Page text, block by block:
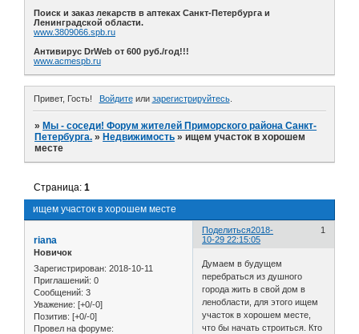
Поиск и заказ лекарств в аптеках Санкт-Петербурга и
Ленинградской области.
www.3809066.spb.ru
Антивирус DrWeb от 600 руб./год!!!
www.acmespb.ru
Привет, Гость! Войдитеили зарегистрируйтесь.
» Мы - соседи! Форум жителей Приморского района Санкт-
Петербурга. » Недвижимость »ищем участок в хорошем
месте
ищем участок в хорошем месте
Страница:1
Поделиться 1
2018-
10-29 22:15:05
riana
Новичок
Зарегистрирован: 2018-10-11
Приглашений: 0
Сообщений: 3
Уважение: [+0/-0]
Позитив: [+0/-0]
Провел на форуме:
Думаем в будущем
перебраться из душного
города жить в свой дом в
ленобласти, для этого ищем
участок в хорошем месте,
что бы начать строиться. Кто